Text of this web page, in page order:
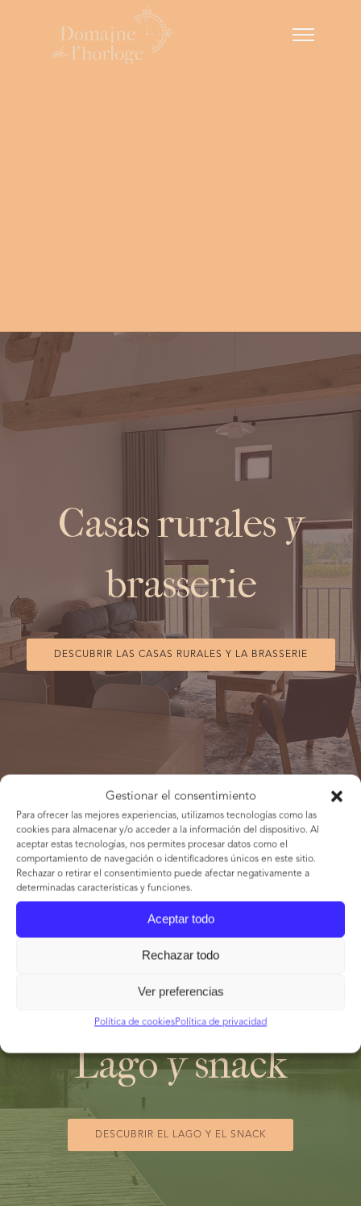
Gestionar el consentimiento
Para ofrecer las mejores experiencias, utilizamos tecnologías como las
cookies para almacenar y/o acceder a la información del dispositivo. Al
aceptar estas tecnologías, nos permites procesar datos como el
comportamiento de navegación o identificadores únicos en este sitio.
Rechazar o retirar el consentimiento puede afectar negativamente a
determinadas características y funciones.
Aceptar todo
Rechazar todo
Ver preferencias
Política de cookiesPolítica de privacidad
Casas rurales y
brasserie
DESCUBRIR LAS CASAS RURALES Y LA BRASSERIE
Lago y snack
DESCUBRIR EL LAGO Y EL SNACK